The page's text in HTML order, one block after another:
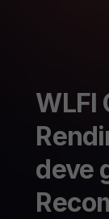
WLFI
deve